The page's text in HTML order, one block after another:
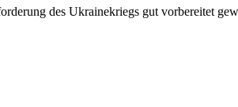
des Ukrainekriegs gut vorbereitet